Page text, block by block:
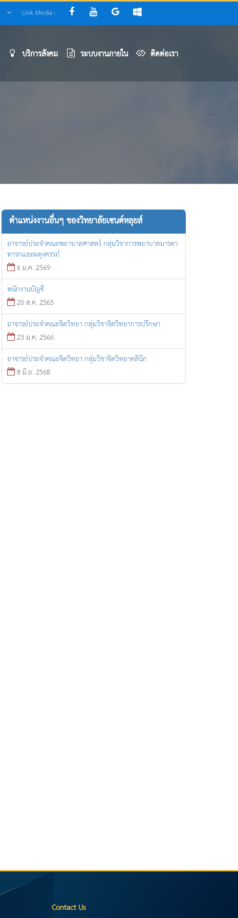
Link Media :
บริการสังคม ระบบงานภายใน ติดต่อเรา
ตำแหน่งงานอื่นๆ ของวิทยาลัยเซนต์หลุยส์
อาจารย์ประจำคณะพยาบาลศาสตร์ กลุ่มวิชาการพยาบาลมารดา
ทารกและผดุงครรภ์
6 ม.ค. 2569
พนักงานบัญชี
20 ส.ค. 2565
อาจารย์ประจำคณะจิตวิทยา กลุ่มวิชาจิตวิทยาการปรึกษา
23 ม.ค. 2566
อาจารย์ประจำคณะจิตวิทยา กลุ่มวิชาจิตวิทยาคลินิก
8 มิ.ย. 2568
Contact Us